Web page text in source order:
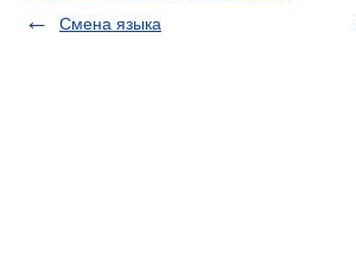
Смена языка